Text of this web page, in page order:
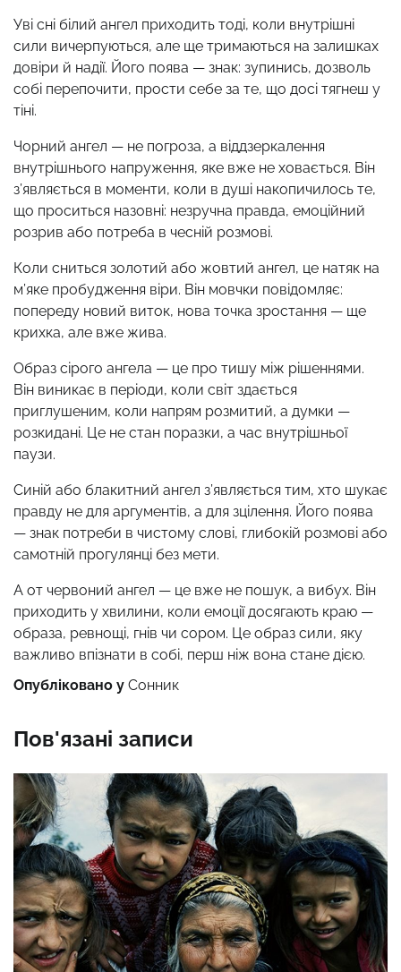
Уві сні білий ангел приходить тоді, коли внутрішні
сили вичерпуються, але ще тримаються на залишках
довіри й надії. Його поява — знак: зупинись, дозволь
собі перепочити, прости себе за те, що досі тягнеш у
тіні.
Чорний ангел — не погроза, а віддзеркалення
внутрішнього напруження, яке вже не ховається. Він
з’являється в моменти, коли в душі накопичилось те,
що проситься назовні: незручна правда, емоційний
розрив або потреба в чесній розмові.
Коли сниться золотий або жовтий ангел, це натяк на
м’яке пробудження віри. Він мовчки повідомляє:
попереду новий виток, нова точка зростання — ще
крихка, але вже жива.
Образ сірого ангела — це про тишу між рішеннями.
Він виникає в періоди, коли світ здається
приглушеним, коли напрям розмитий, а думки —
розкидані. Це не стан поразки, а час внутрішньої
паузи.
Синій або блакитний ангел з’являється тим, хто шукає
правду не для аргументів, а для зцілення. Його поява
— знак потреби в чистому слові, глибокій розмові або
самотній прогулянці без мети.
А от червоний ангел — це вже не пошук, а вибух. Він
приходить у хвилини, коли емоції досягають краю —
образа, ревнощі, гнів чи сором. Це образ сили, яку
важливо впізнати в собі, перш ніж вона стане дією.
Опубліковано у Сонник
Пов'язані записи